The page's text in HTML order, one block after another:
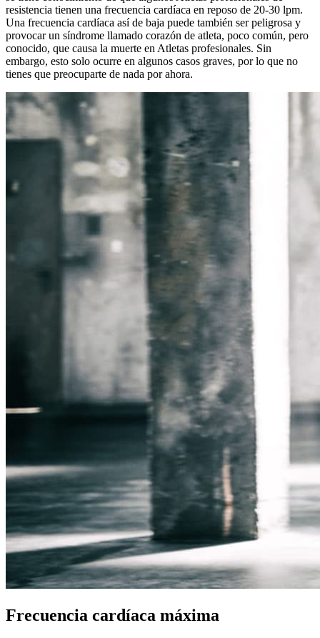
resistencia tienen una frecuencia cardíaca en reposo de 20-30 lpm.
Una frecuencia cardíaca así de baja puede también ser peligrosa y
provocar un síndrome llamado corazón de atleta, poco común, pero
conocido, que causa la muerte en Atletas profesionales. Sin
embargo, esto solo ocurre en algunos casos graves, por lo que no
tienes que preocuparte de nada por ahora.
Frecuencia cardíaca máxima